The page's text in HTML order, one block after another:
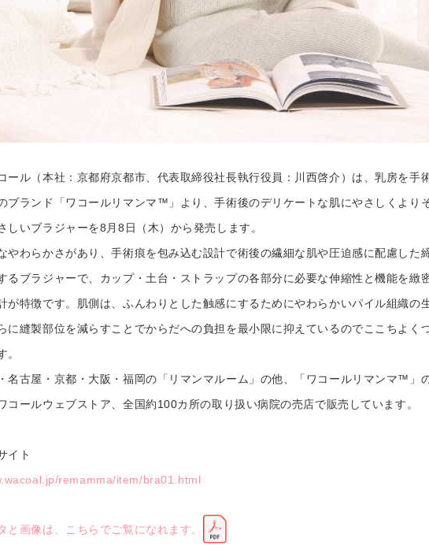
ール（本社：京都府京都市、代表取締役社長執行役員：川西啓介）は、乳房を手
ブランド「ワコールリマンマ™」より、手術後のデリケートな肌にやさしくより
しいブラジャーを8月8日（木）から発売します。
やわらかさがあり、手術痕を包み込む設計で術後の繊細な肌や圧迫感に配慮した
るブラジャーで、カップ・土台・ストラップの各部分に必要な伸縮性と機能を緻
が特徴です。肌側は、ふんわりとした触感にするためにやわらかいパイル組織の
に縫製部位を減らすことでからだへの負担を最小限に抑えているのでここちよく
。
名古屋・京都・大阪・福岡の「リマンマルーム」の他、「ワコールリマンマ™」
コールウェブストア、全国約100カ所の取り扱い病院の売店で販売しています。
イト
remamma/item/bra01.html
と画像は、こちらでご覧になれます。